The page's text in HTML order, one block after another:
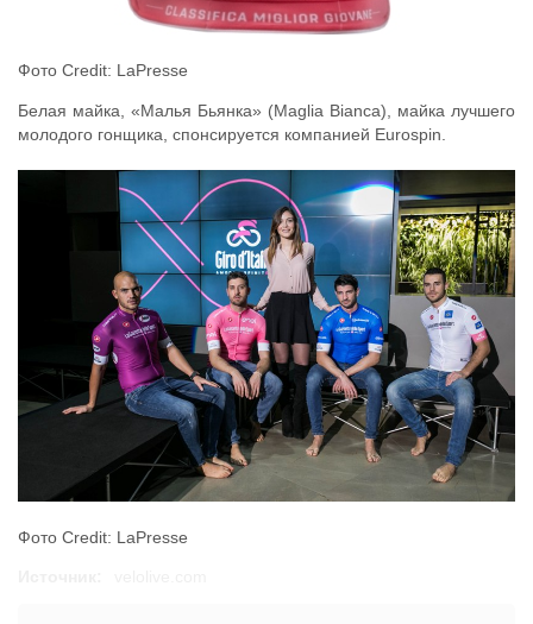
Фото Credit: LaPresse
Белая майка, «Малья Бьянка» (Maglia Bianca), майка лучшего
молодого гонщика, спонсируется компанией Eurospin.
Фото Credit: LaPresse